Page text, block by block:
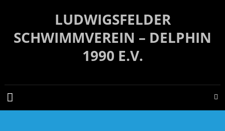
LUDWIGSFELDER
SCHWIMMVEREIN – DELPHIN
1990 E.V.